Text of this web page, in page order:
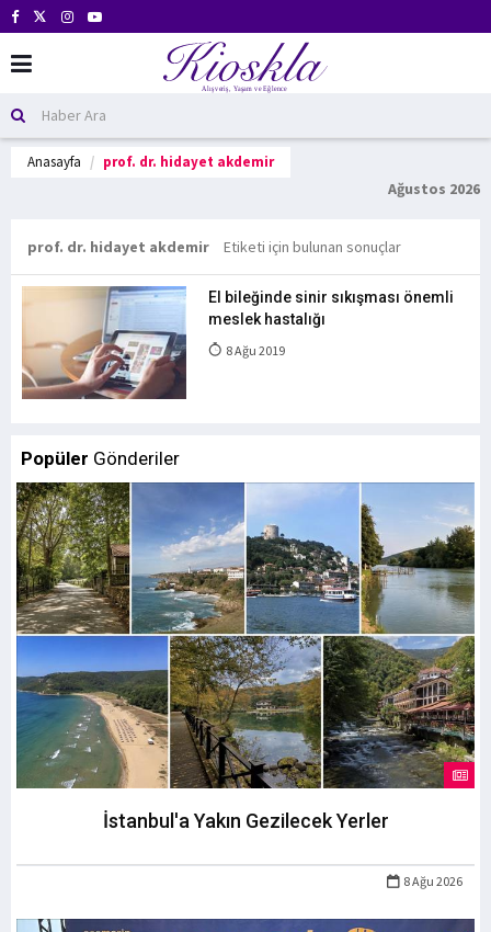
Anasayfa prof. dr. hidayet akdemir
Ağustos 2026
prof. dr. hidayet akdemir Etiketi için bulunan sonuçlar
El bileğinde sinir sıkışması önemli
meslek hastalığı
8 Ağu 2019
Popüler Gönderiler
İstanbul'a Yakın Gezilecek Yerler
8 Ağu 2026